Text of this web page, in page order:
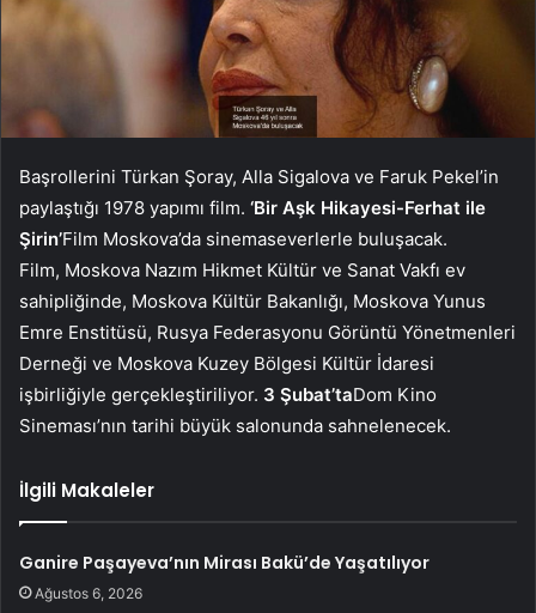
Başrollerini Türkan Şoray, Alla Sigalova ve Faruk Pekel’in
paylaştığı 1978 yapımı film. ‘Bir Aşk Hikayesi-Ferhat ile
Şirin’Film Moskova’da sinemaseverlerle buluşacak.
Film, Moskova Nazım Hikmet Kültür ve Sanat Vakfı ev
sahipliğinde, Moskova Kültür Bakanlığı, Moskova Yunus
Emre Enstitüsü, Rusya Federasyonu Görüntü Yönetmenleri
Derneği ve Moskova Kuzey Bölgesi Kültür İdaresi
işbirliğiyle gerçekleştiriliyor. 3 Şubat’taDom Kino
Sineması’nın tarihi büyük salonunda sahnelenecek.
İlgili Makaleler
Ganire Paşayeva’nın Mirası Bakü’de Yaşatılıyor
Ağustos 6, 2026